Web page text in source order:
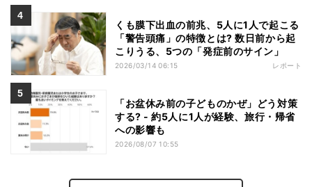
くも膜下出血の前兆、5人に1人で起こる
「警告頭痛」の特徴とは? 数日前から起
こりうる、5つの「発症前のサイン」
2026/03/14 06:15 レポート
「お盆休み前の子どものかぜ」どう対策
する? - 約5人に1人が経験、旅行・帰省
への影響も
2026/08/07 10:55